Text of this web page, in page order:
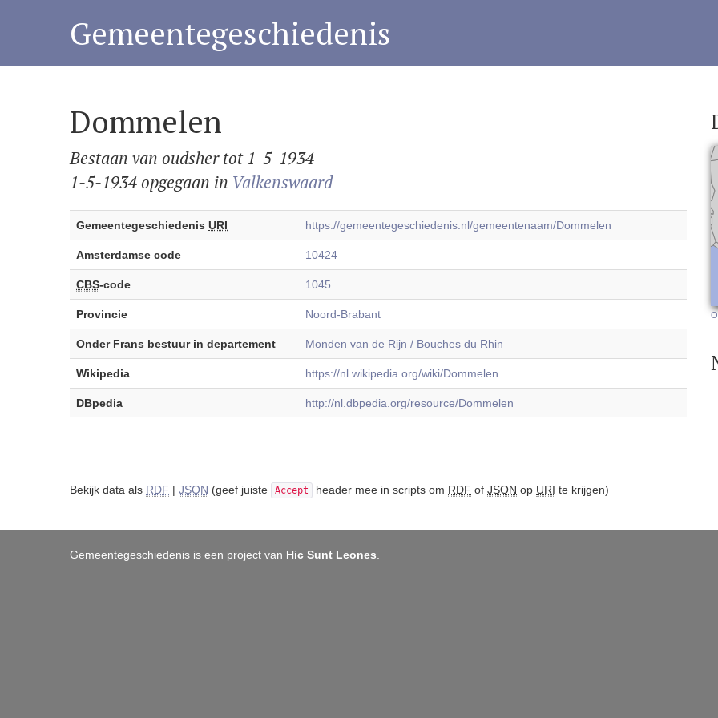
Gemeentegeschiedenis
Dommelen
Bestaan van oudsher tot 1-5-1934
1-5-1934 opgegaan in Valkenswaard
Gemeentegeschiedenis URI https://gemeentegeschiedenis.nl/gemeentenaam/Dommelen
Amsterdamse code 10424
CBS-code 1045
Provincie Noord-Brabant
Onder Frans bestuur in departement Monden van de Rijn / Bouches du Rhin
Wikipedia https://nl.wikipedia.org/wiki/Dommelen
DBpedia http://nl.dbpedia.org/resource/Dommelen
Bekijk data als RDF | JSON (geef juiste Accept header mee in scripts om RDF of JSON op URI te krijgen)
Gemeentegeschiedenis is een project van Hic Sunt Leones